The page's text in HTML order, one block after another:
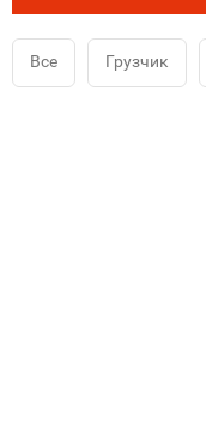
Все Грузчик